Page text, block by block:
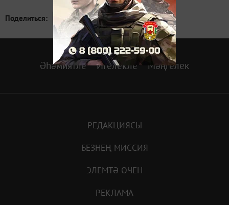
Поделиться:
Әһәмиятле Игелекле Мәңгелек
РЕДАКЦИЯСЫ
БЕЗНЕҢ МИССИЯ
ЭЛЕМТӘ ӨЧЕН
РЕКЛАМА